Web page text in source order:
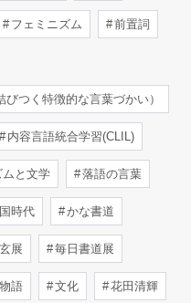
フェミニズム 前置詞
つく特徴的な言葉づかい）
内容言語統合学習(CLIL)
と文学 落語の言葉
時代 かな書道
展 毎日書道展
語 文化 花田清輝